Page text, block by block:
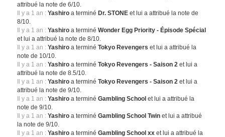
attribué la note de 6/10.
Il y a 1 an : Yashiro a terminé Dr. STONE et lui a attribué la note de
8/10.
Il y a 1 an : Yashiro a terminéWonder Egg Priority - Épisode Spécial
et lui a attribué la note de 8/10.
Il y a 1 an : Yashiro a terminéTokyo Revengers et lui a attribué la
note de 10/10.
Il y a 1 an : Yashiro a terminéTokyo Revengers - Saison 2 et lui a
attribué la note de 8.5/10.
Il y a 1 an : Yashiro a terminéTokyo Revengers - Saison 2 et lui a
attribué la note de 9/10.
Il y a 1 an : Yashiro a terminéGambling School et lui a attribué la
note de 9/10.
Il y a 1 an : Yashiro a terminéGambling School Twin et lui a attribué
la note de 9/10.
Il y a 1 an : Yashiro a terminéGambling School xx et lui a attribué la